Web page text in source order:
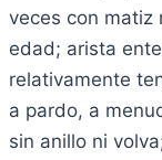
veces con matiz
edad; arista
relativamente
a pardo, a
sin anillo ni